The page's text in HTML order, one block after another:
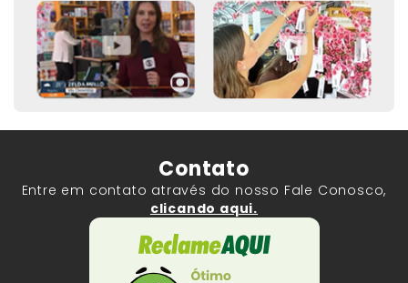
Contato
Entre em contato através do nosso Fale Conosco,
clicando aqui.